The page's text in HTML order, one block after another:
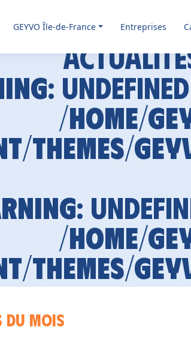
GEYVOÎle-de-France Entreprises
:
/home/
themes/
:
/home/
themes/
mois